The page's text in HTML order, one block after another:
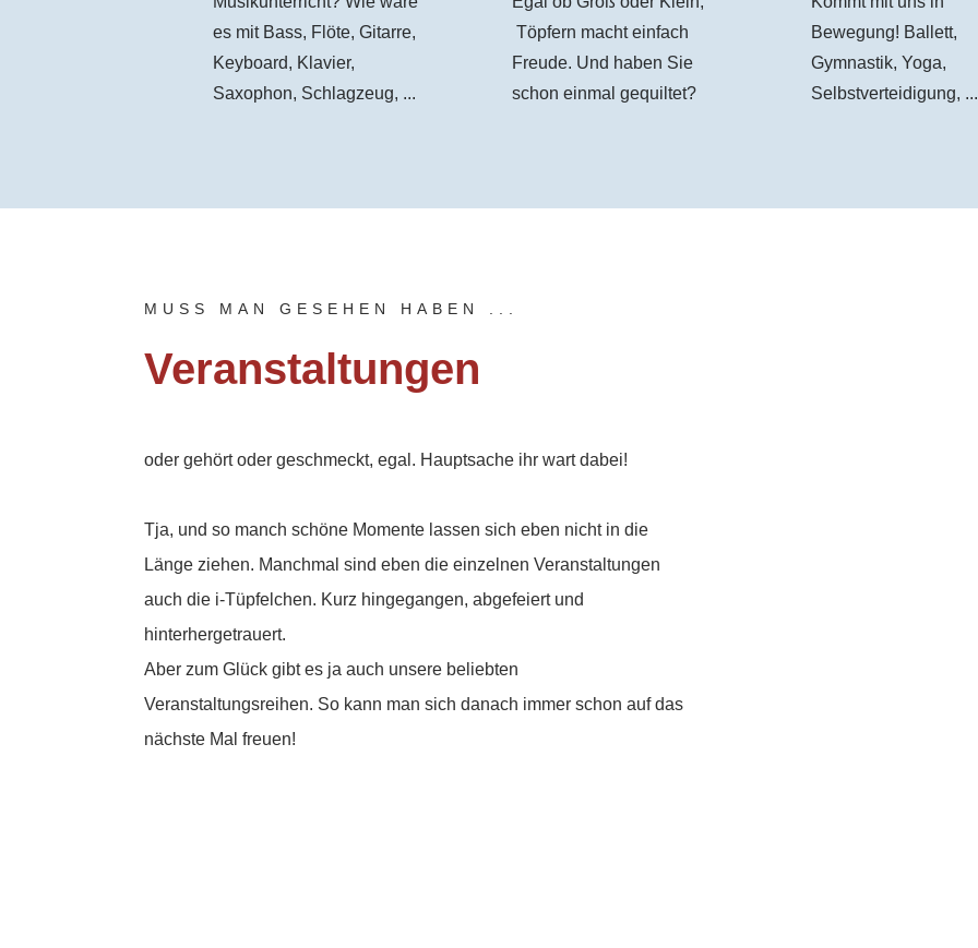
es mit Bass, Flöte, Gitarre,
Keyboard, Klavier,
Saxophon, Schlagzeug, ...
Töpfern macht einfach
Freude. Und haben Sie
schon einmal gequiltet?
Bewegung! Ballett,
Gymnastik, Yoga,
Selbstverteidigung, ...
MUSS MAN GESEHEN HABEN ...
Veranstaltungen
oder gehört oder geschmeckt, egal. Hauptsache ihr wart dabei!
Tja, und so manch schöne Momente lassen sich eben nicht in die
Länge ziehen. Manchmal sind eben die einzelnen Veranstaltungen
auch die i-Tüpfelchen. Kurz hingegangen, abgefeiert und
hinterhergetrauert.
Aber zum Glück gibt es ja auch unsere beliebten
Veranstaltungsreihen. So kann man sich danach immer schon auf das
nächste Mal freuen!